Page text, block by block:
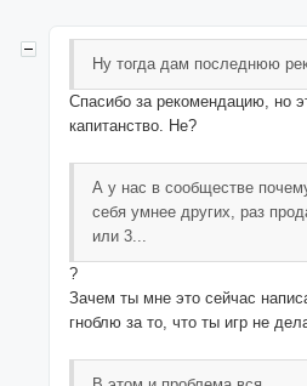
Ну тогда дам последнюю
Спасибо за рекомендацию, но
капитанство. Не?
А у нас в сообществе
себя умнее других, раз
или 3...
?
Зачем ты мне это сейчас
гноблю за то, что ты игр не